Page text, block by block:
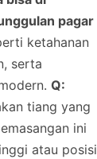
pagar
ketahanan
serta
Q:
tiang yang
ini
atau posisi